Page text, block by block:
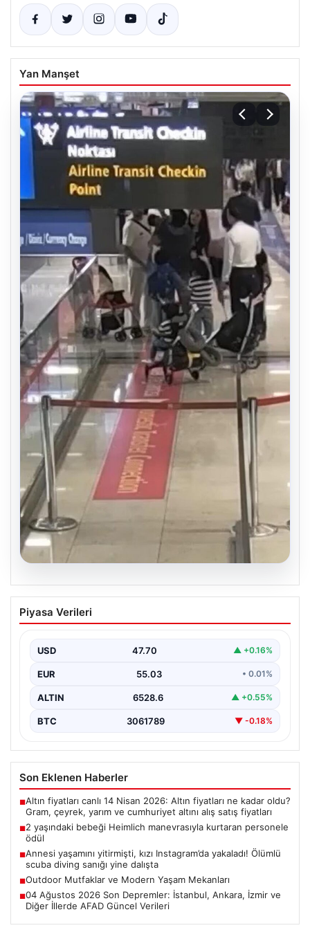
Yan Manşet
2 yaşındaki bebeği Heimlich
manevrasıyla kurtaran personele ödül
Kurtaran Görevlilere Takdir Belgesi", "content":
"İstanbul Sabiha…
Piyasa Verileri
USD 47.70 ▲ +0.16%
EUR 55.03 • 0.01%
ALTIN 6528.6 ▲ +0.55%
BTC 3061789 ▼ -0.18%
Son Eklenen Haberler
■Altın fiyatları canlı 14 Nisan 2026: Altın fiyatları ne kadar oldu?
Gram, çeyrek, yarım ve cumhuriyet altını alış satış fiyatları
■2 yaşındaki bebeği Heimlich manevrasıyla kurtaran personele
ödül
■Annesi yaşamını yitirmişti, kızı Instagram’da yakaladı! Ölümlü
scuba diving sanığı yine dalışta
■Outdoor Mutfaklar ve Modern Yaşam Mekanları
■04 Ağustos 2026 Son Depremler: İstanbul, Ankara, İzmir ve
Diğer İllerde AFAD Güncel Verileri